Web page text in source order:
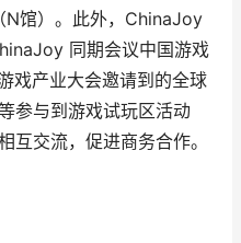
N馆）。此外，ChinaJoy
同期会议中国游戏
戏产业大会邀请到的全球
参与到游戏试玩区活动
互交流，促进商务合作。